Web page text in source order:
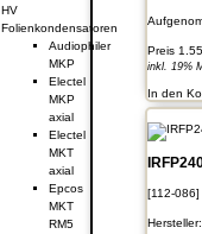
Preis
inkl. 19%
In den
[112-086]
Hersteller:
HV
Folienkondensatoren
Audiophiler
MKP
Electel
MKP
axial
Electel
MKT
axial
Epcos
MKT
RM5